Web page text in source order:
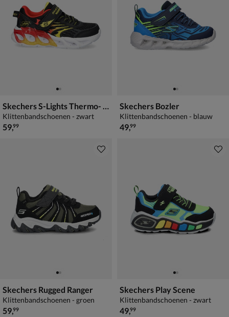
Skechers S-Lights Thermo- Flash 2.0
Klittenbandschoenen - zwart
€ 59,99
59,99
Skechers Bozler
Klittenbandschoenen - blauw
€ 49,99
49,99
Skechers Rugged Ranger
Klittenbandschoenen - groen
€ 59,99
59,99
Skechers Play Scene
Klittenbandschoenen - zwart
€ 49,99
49,99